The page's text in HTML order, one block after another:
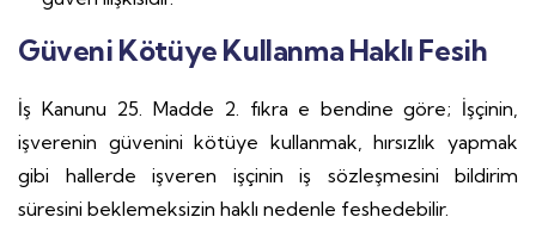
Güveni Kötüye Kullanma Haklı Fesih
İş Kanunu 25. Madde 2. fıkra e bendine göre; İşçinin,
işverenin güvenini kötüye kullanmak, hırsızlık yapmak
gibi hallerde işveren işçinin iş sözleşmesini bildirim
süresini beklemeksizin haklı nedenle feshedebilir.